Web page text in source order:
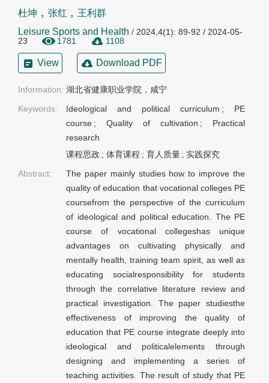
杜坤 , 张红 , 王利群
Leisure Sports and Health / 2024,4(1): 89-92 / 2024-05-
23
1781 1108
View Download PDF
Information: 湖北省健康职业学院，咸宁
Keywords:
Ideological and political curriculum ; PE
course ; Quality of cultivation ; Practical
research
课程思政 ; 体育课程 ; 育人质量 ; 实践探究
Abstract:
The paper mainly studies how to improve the
quality of education that vocational colleges PE
coursefrom the perspective of the curriculum
of ideological and political education. The PE
course of vocational collegeshas unique
advantages on cultivating physically and
mentally health, training team spirit, as well as
educating socialresponsibility for students
through the correlative literature review and
practical investigation. The paper studiesthe
effectiveness of improving the quality of
education that PE course integrate deeply into
ideological and politicalelements through
designing and implementing a series of
teaching activities. The result of study that PE